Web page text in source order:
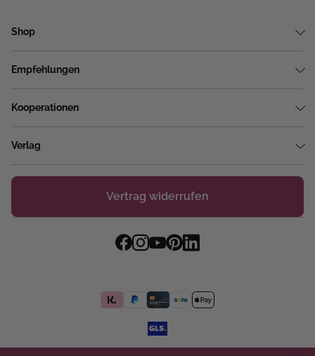
Shop
Empfehlungen
Kooperationen
Verlag
Vertrag widerrufen